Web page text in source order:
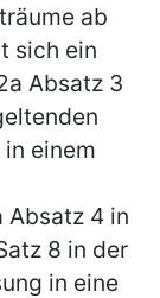
ab
sich ein
Absatz 3
einem
Absatz 4 in
8 in der
in eine